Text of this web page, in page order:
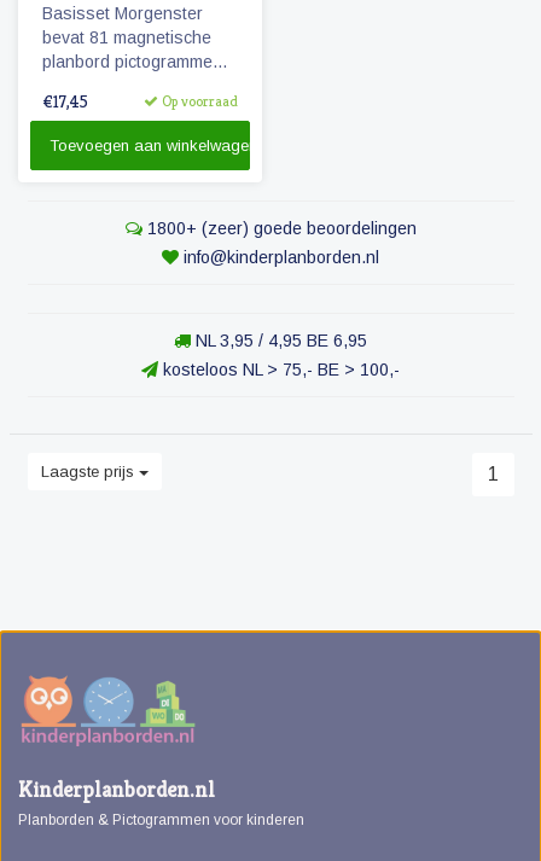
Basisset Morgenster
bevat 81 magnetische
planbord pictogrammen
planbord Morgenster.
€17,45 Op voorraad
Toevoegen aan winkelwagen
1800+ (zeer) goede beoordelingen
info@kinderplanborden.nl
NL 3,95 / 4,95 BE 6,95
kosteloos NL > 75,- BE > 100,-
Laagste prijs 1
Kinderplanborden.nl
Planborden & Pictogrammen voor kinderen